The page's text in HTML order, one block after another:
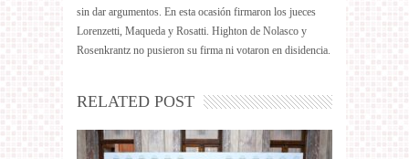
sin dar argumentos. En esta ocasión firmaron los jueces
Lorenzetti, Maqueda y Rosatti. Highton de Nolasco y
Rosenkrantz no pusieron su firma ni votaron en disidencia.
RELATED POST